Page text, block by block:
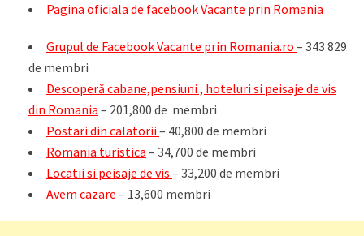
Pagina oficiala de facebook Vacante prin Romania
Grupul de Facebook Vacante prin Romania.ro – 343 829
de membri
Descoperă cabane,pensiuni , hoteluri si peisaje de vis
din Romania – 201,800 de membri
Postari din calatorii– 40,800 de membri
Romania turistica – 34,700 de membri
Locatii si peisaje de vis – 33,200 de membri
Avem cazare – 13,600 membri